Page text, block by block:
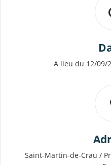
A lieu du 12/09/
Saint-Martin-de-Crau /